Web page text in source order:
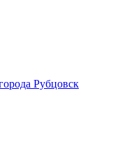
Рубцовск